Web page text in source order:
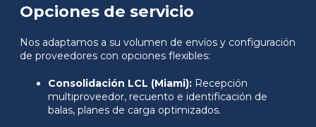
Opciones de servicio
Nos adaptamos a su volumen de envíos y configuración
de proveedores con opciones flexibles:
Consolidación LCL (Miami): Recepción
multiproveedor, recuento e identificación de
balas, planes de carga optimizados.